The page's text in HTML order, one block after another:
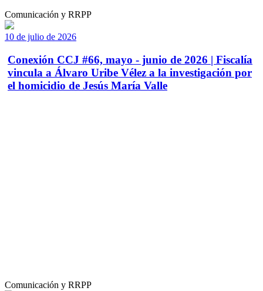
Comunicación y RRPP
10 de julio de 2026
Conexión CCJ #66, mayo - junio de 2026 | Fiscalía
vincula a Álvaro Uribe Vélez a la investigación por
el homicidio de Jesús María Valle
Comunicación y RRPP